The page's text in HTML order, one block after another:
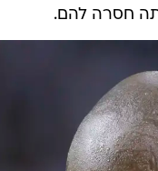
חסרה להם.